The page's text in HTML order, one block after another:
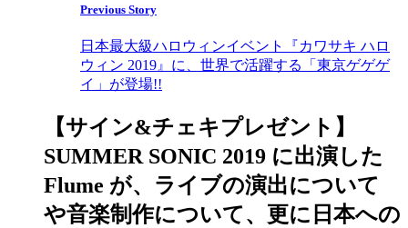
Previous Story
日本最大級ハロウィンイベント『カワサキ ハロ
ウィン 2019』に、世界で活躍する「東京ゲゲゲ
イ」が登場!!
【サイン&チェキプレゼント】
SUMMER SONIC 2019 に出演した
Flume が、ライブの演出について
や音楽制作について、更に日本への